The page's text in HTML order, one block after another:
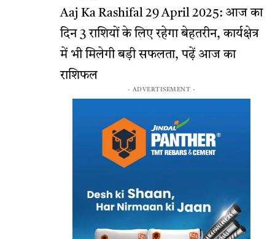
Aaj Ka Rashifal 29 April 2025: आज का
दिन 3 राशियों के लिए रहेगा बेहतरीन, कार्यक्षेत्र
में भी मिलेगी बड़ी सफलता, पढ़ें आज का
राशिफल
- ADVERTISEMENT -